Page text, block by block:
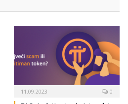
11.09.2023 0